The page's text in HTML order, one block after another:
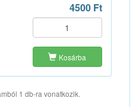
4500 Ft
Kosárba
1 db-ra vonatkozik.